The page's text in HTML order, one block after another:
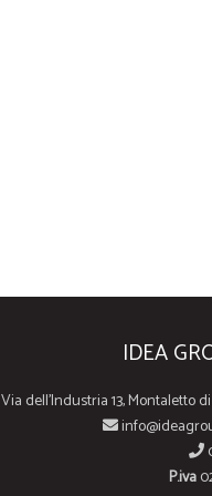
IDEA
Via dell'Industria 13, Montaletto
P.iva